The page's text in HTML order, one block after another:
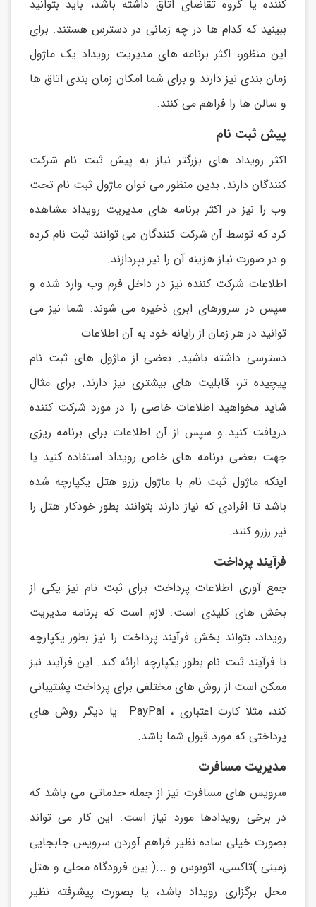
کننده يا گروه تقاضای اتاق داشته باشد، بايد بتوانید
ببینید که کدام ها در چه زمانی در دسترس هستند. برای
اين منظور، اکثر برنامه های مديريت رويداد يک ماژول
زمان بندی نیز دارند و برای شما امکان زمان بندی اتاق ها
و سالن ها را فراهم می کنند.
پیش ثبت نام
اکثر رويداد های بزرگتر نیاز به پیش ثبت نام شرکت
کنندگان دارند. بدين منظور می توان ماژول ثبت نام تحت
وب را نیز در اکثر برنامه های مديريت رويداد مشاهده
کرد که توسط آن شرکت کنندگان می توانند ثبت نام کرده
و در صورت نیاز هزينه آن را نیز بپردازند.
اطلاعات شرکت کننده نیز در داخل فرم وب وارد شده و
سپس در سرورهای ابری ذخیره می شوند. شما نیز می
توانید در هر زمان از رايانه خود به آن اطلاعات
دسترسی داشته باشید. بعضی از ماژول های ثبت نام
پیچیده تر، قابلیت های بیشتری نیز دارند. برای مثال
شايد مخواهید اطلاعات خاصی را در مورد شرکت کننده
دريافت کنید و سپس از آن اطلاعات برای برنامه ريزی
جهت بعضی برنامه های خاص رويداد استفاده کنید يا
اينکه ماژول ثبت نام با ماژول رزرو هتل يکپارچه شده
باشد تا افرادی که نیاز دارند بتوانند بطور خودکار هتل را
نیز رزرو کنند.
فرآیند پرداخت
جمع آوری اطلاعات پرداخت برای ثبت نام نیز يکی از
بخش های کلیدی است. لازم است که برنامه مديريت
رويداد، بتواند بخش فرآيند پرداخت را نیز بطور يکپارچه
با فرآيند ثبت نام بطور يکپارچه ارائه کند. اين فرآيند نیز
ممکن است از روش های مختلفی برای پرداخت پشتیبانی
کند، مثلا کارت اعتباری ، PayPal یا ديگر روش های
پرداختی که مورد قبول شما باشد.
مدیریت مسافرت
سرويس های مسافرت نیز از جمله خدماتی می باشد که
در برخی رويدادها مورد نیاز است. اين کار می تواند
بصورت خیلی ساده نظیر فراهم آوردن سرويس جابجايی
زمینی )تاکسی، اتوبوس و ...( بین فرودگاه محلی و هتل
محل برگزاری رويداد باشد، يا بصورت پیشرفته نظیر